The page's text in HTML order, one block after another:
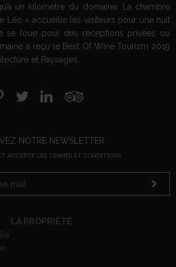
un kilomètre du domaine. La chambre
Léo » accueille les visiteurs pour une nuit
se loue pour des réceptions privées ou
a reçu le Best Of Wine Tourism 2019
et Paysages.
NOTRE NEWSLETTER
ACCEPTE LES TERMES ET CONDITIONS
LA PROPRIÉTÉ